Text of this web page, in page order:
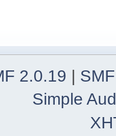
2.0.19
Simple